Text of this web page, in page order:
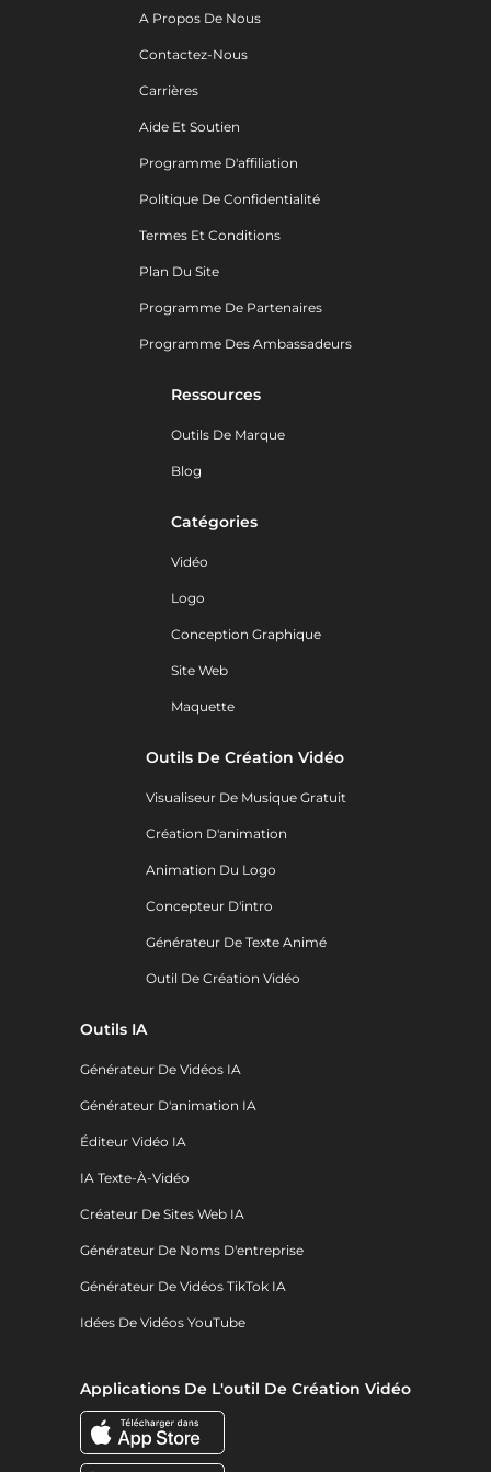
A Propos De Nous
Contactez-Nous
Carrières
Aide Et Soutien
Programme D'affiliation
Politique De Confidentialité
Termes Et Conditions
Plan Du Site
Programme De Partenaires
Programme Des Ambassadeurs
Ressources
Outils De Marque
Blog
Catégories
Vidéo
Logo
Conception Graphique
Site Web
Maquette
Outils De Création Vidéo
Visualiseur De Musique Gratuit
Création D'animation
Animation Du Logo
Concepteur D'intro
Générateur De Texte Animé
Outil De Création Vidéo
Outils IA
Générateur De Vidéos IA
Générateur D'animation IA
Éditeur Vidéo IA
IA Texte-À-Vidéo
Créateur De Sites Web IA
Générateur De Noms D'entreprise
Générateur De Vidéos TikTok IA
Idées De Vidéos YouTube
Applications De L'outil De Création Vidéo